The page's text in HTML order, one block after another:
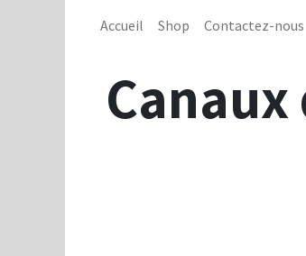
Accueil Shop Contactez-nous